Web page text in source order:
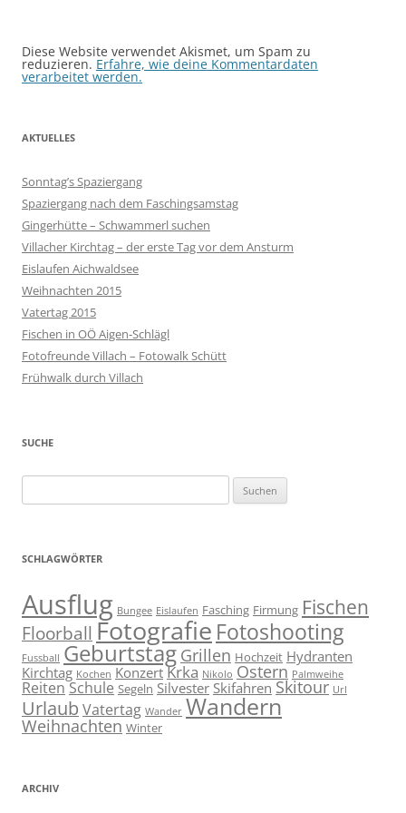
Diese Website verwendet Akismet, um Spam zu
reduzieren. Erfahre, wie deine Kommentardaten
verarbeitet werden.
AKTUELLES
Sonntag’s Spaziergang
Spaziergang nach dem Faschingsamstag
Gingerhütte – Schwammerl suchen
Villacher Kirchtag – der erste Tag vor dem Ansturm
Eislaufen Aichwaldsee
Weihnachten 2015
Vatertag 2015
Fischen in OÖ Aigen-Schlägl
Fotofreunde Villach – Fotowalk Schütt
Frühwalk durch Villach
SUCHE
nach:
SCHLAGWÖRTER
Ausflug Bungee Eislaufen Fasching Firmung Fischen
Floorball Fotografie Fotoshooting
Fussball Geburtstag Grillen Hochzeit Hydranten
Kirchtag Kochen Konzert Krka Nikolo Ostern Palmweihe
Reiten Schule Segeln Silvester Skifahren Skitour Url
Urlaub Vatertag Wander Wandern
Weihnachten Winter
ARCHIV